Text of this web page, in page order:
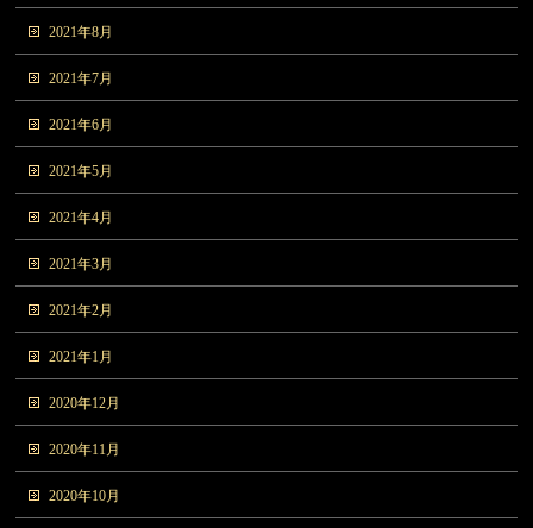
2021年8月
2021年7月
2021年6月
2021年5月
2021年4月
2021年3月
2021年2月
2021年1月
2020年12月
2020年11月
2020年10月